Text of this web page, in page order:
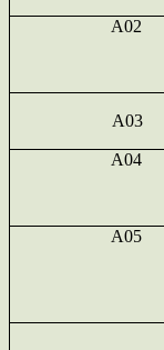
A02
A03
A04
A05